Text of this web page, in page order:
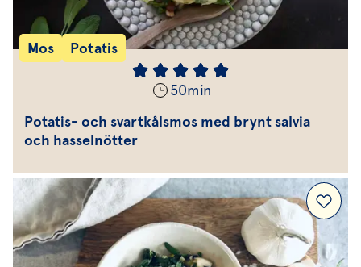
Mos Potatis
50min
Potatis- och svartkålsmos med brynt salvia
och hasselnötter